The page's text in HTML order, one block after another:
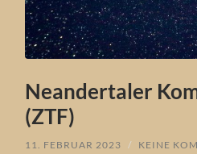
Neandertaler
(ZTF)
11. FEBRUAR 2023 / KEINE